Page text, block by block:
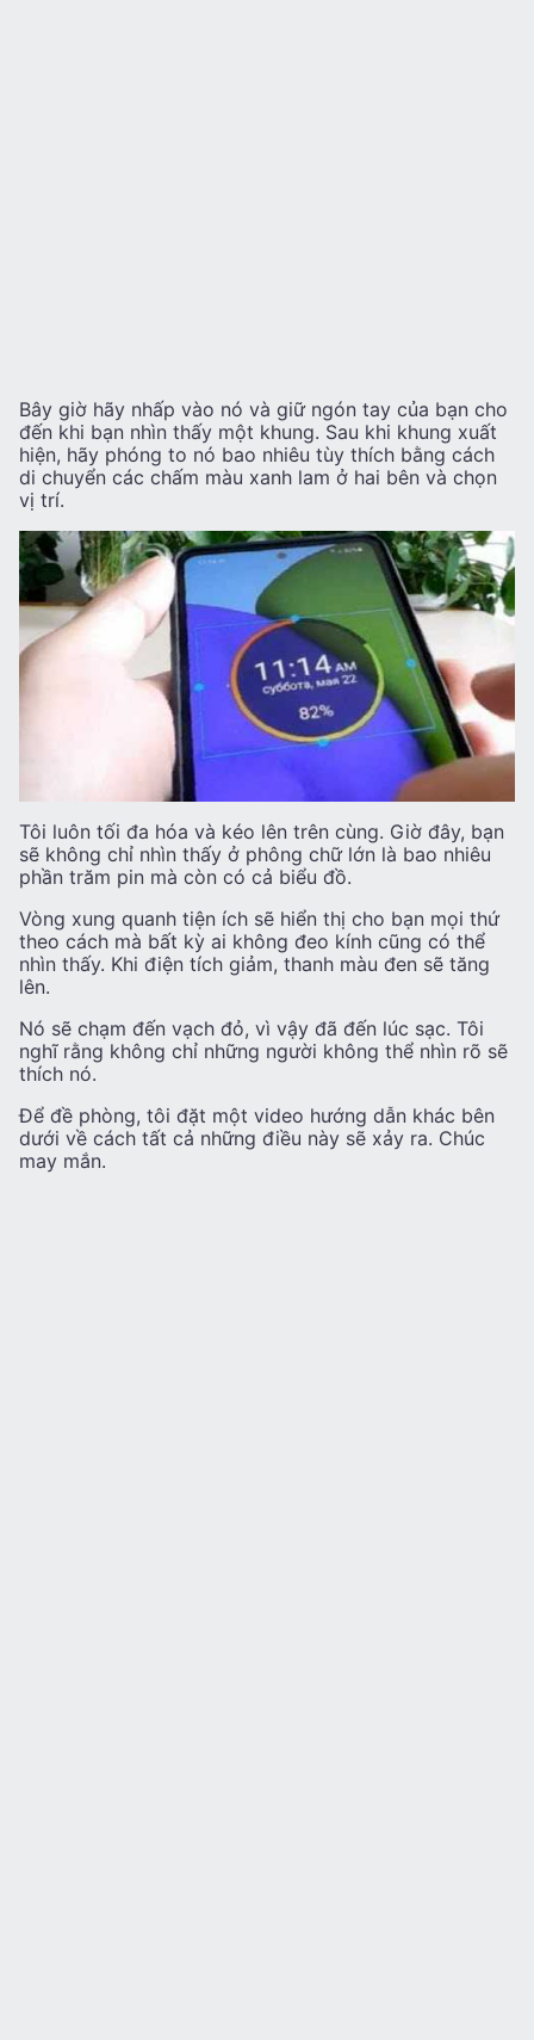
Bây giờ hãy nhấp vào nó và giữ ngón tay của bạn cho
đến khi bạn nhìn thấy một khung. Sau khi khung xuất
hiện, hãy phóng to nó bao nhiêu tùy thích bằng cách
di chuyển các chấm màu xanh lam ở hai bên và chọn
vị trí.
Tôi luôn tối đa hóa và kéo lên trên cùng. Giờ đây, bạn
sẽ không chỉ nhìn thấy ở phông chữ lớn là bao nhiêu
phần trăm pin mà còn có cả biểu đồ.
Vòng xung quanh tiện ích sẽ hiển thị cho bạn mọi thứ
theo cách mà bất kỳ ai không đeo kính cũng có thể
nhìn thấy. Khi điện tích giảm, thanh màu đen sẽ tăng
lên.
Nó sẽ chạm đến vạch đỏ, vì vậy đã đến lúc sạc. Tôi
nghĩ rằng không chỉ những người không thể nhìn rõ sẽ
thích nó.
Để đề phòng, tôi đặt một video hướng dẫn khác bên
dưới về cách tất cả những điều này sẽ xảy ra. Chúc
may mắn.